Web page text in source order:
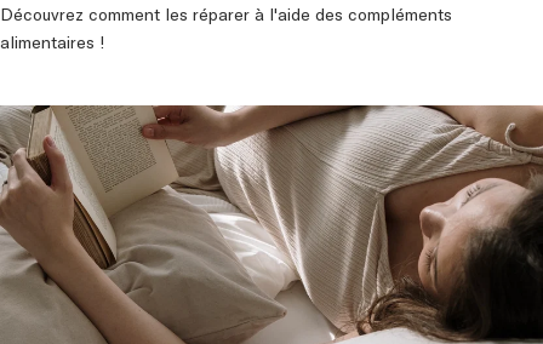
Découvrez comment les réparer à l'aide des compléments
alimentaires !